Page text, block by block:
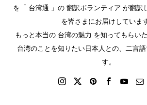
を「 台湾通 」の 翻訳ボランティア が翻訳
を皆さまにお届けしていま
もっと本当の 台湾の魅力 を知ってもらい
台湾のことを知りたい日本人との、二言
す。